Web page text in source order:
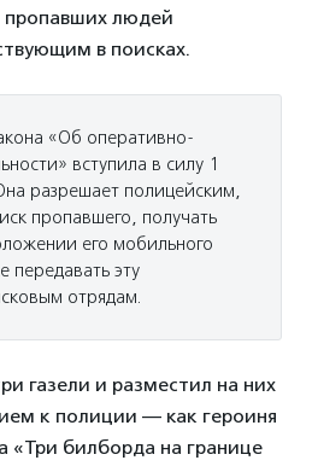
пропавших людей
в поисках.
«Об оперативно-
вступила в силу 1
разрешает полицейским,
пропавшего, получать
его мобильного
передавать эту
отрядам.
газели и разместил на них
к полиции — как героиня
«Три билборда на границе